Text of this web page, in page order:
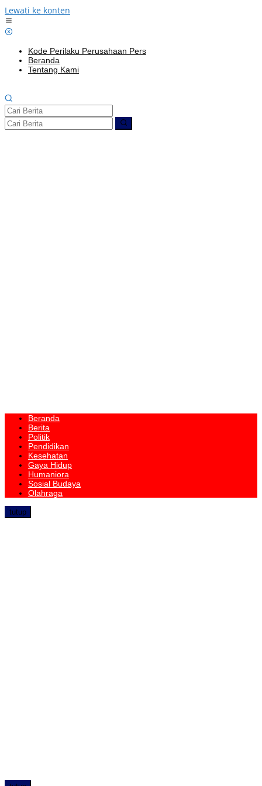
Lewati ke konten
Kode Perilaku Perusahaan Pers
Beranda
Tentang Kami
Beranda
Berita
Politik
Pendidikan
Kesehatan
Gaya Hidup
Humaniora
Sosial Budaya
Olahraga
tutup